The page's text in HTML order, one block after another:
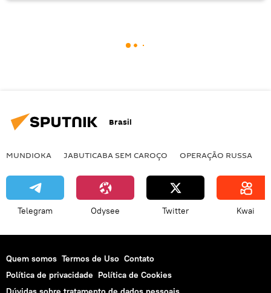
Brasil
MUNDIOKA JABUTICABA SEM CAROÇO OPERAÇÃO RUSSA
Telegram Odysee Twitter Kwai
Quem somos Termos de Uso Contato
Política de privacidade Política de Cookies